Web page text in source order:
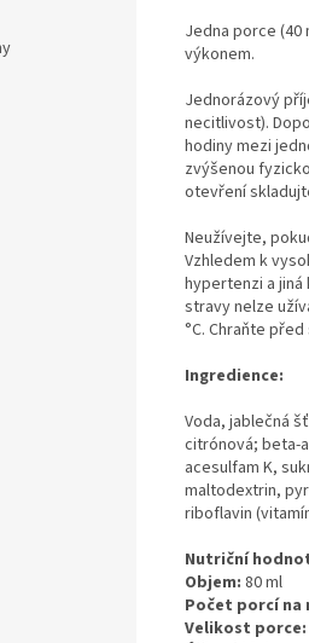
Jedna porce (40
výkonem.
Jednorázový
necitlivost).
hodiny mezi
zvýšenou
otevření
Neužívejte,
Vzhledem k
hypertenzi a
stravy nelze
°C. Chraňte
Ingredience:
Voda, jablečná
citrónová; beta-
acesulfam K,
maltodextrin,
riboflavin
Nutriční
Objem: 80 ml
Počet porcí na
Velikost porce:
Sleva na
100 Kč
Přihlaste se k
hned pošleme100 Kč
. Buďte mezi
PŘIHLÁSIT SE K
Vyplněním formuláře
Zásady zpracování